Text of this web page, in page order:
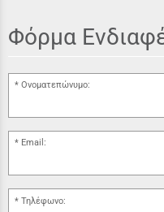
Φόρμα
Ονοματεπώνυμο:
Email:
Τηλέφωνο: